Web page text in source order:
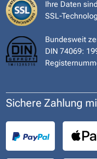
Ihre Daten
SSL-
Bundesweit
DIN 74069:
Sichere Zahlung